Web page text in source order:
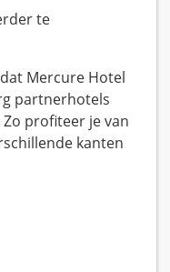
te
Mercure Hotel
partnerhotels
profiteer je van
kanten